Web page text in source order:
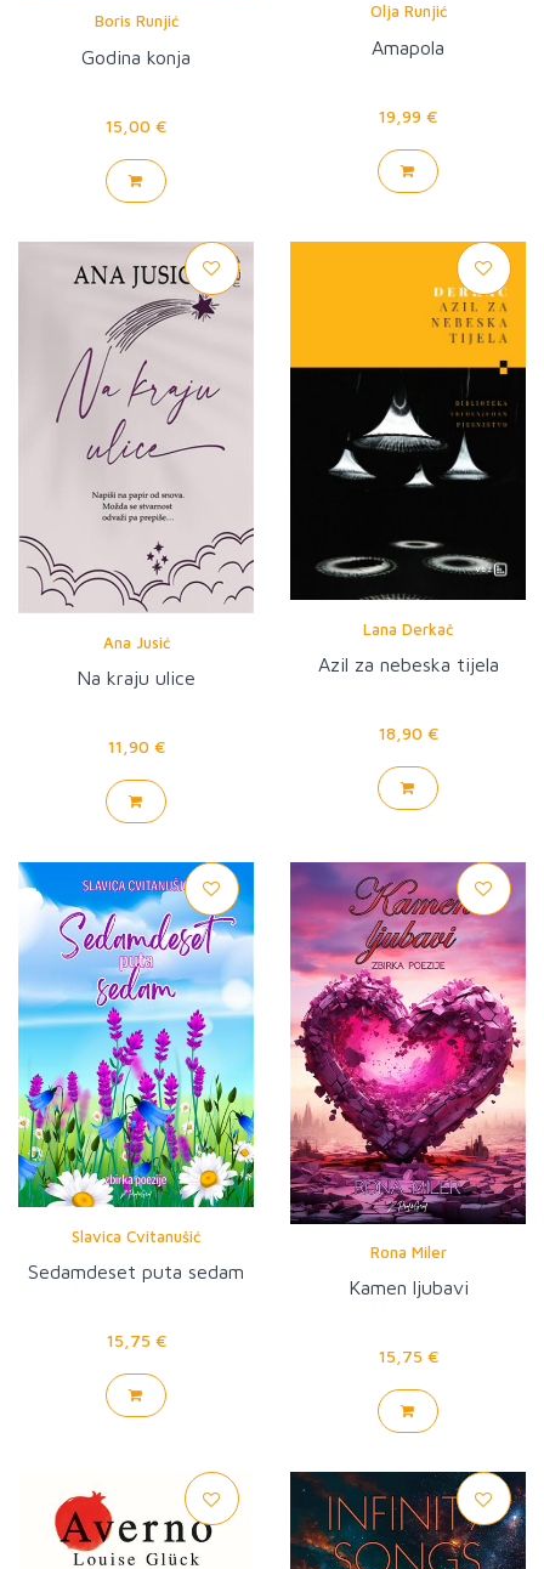
Boris Runjić
Godina konja
15,00 €
Olja Runjić
Amapola
19,99 €
Ana Jusić
Na kraju ulice
11,90 €
Lana Derkač
Azil za nebeska tijela
18,90 €
Slavica Cvitanušić
Sedamdeset puta sedam
15,75 €
Rona Miler
Kamen ljubavi
15,75 €